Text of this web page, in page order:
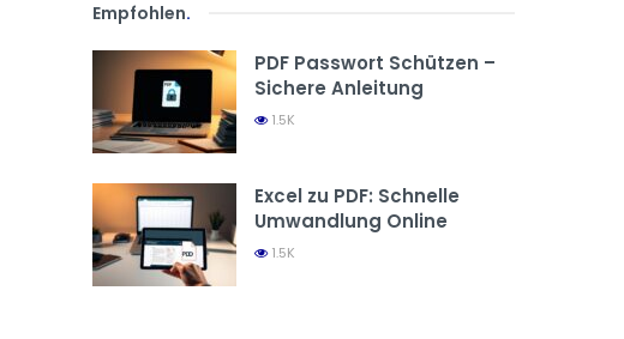
Empfohlen.
PDF Passwort Schützen –
Sichere Anleitung
1.5K
Excel zu PDF: Schnelle
Umwandlung Online
1.5K